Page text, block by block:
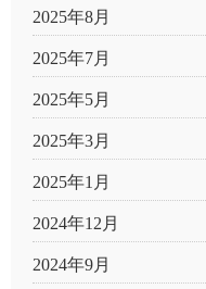
2025年8月
2025年7月
2025年5月
2025年3月
2025年1月
2024年12月
2024年9月